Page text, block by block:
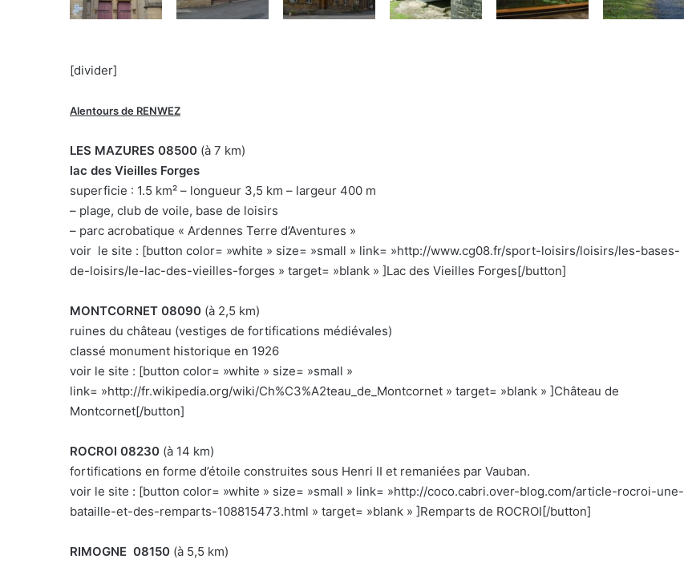
[divider]
Alentours de RENWEZ
LES MAZURES 08500 (à 7 km)
lac des Vieilles Forges
superficie : 1.5 km² – longueur 3,5 km – largeur 400 m
– plage, club de voile, base de loisirs
– parc acrobatique « Ardennes Terre d’Aventures »
voir le site : [button color= »white » size= »small » link= »http://www.cg08.fr/sport-loisirs/loisirs/les-bases-
de-loisirs/le-lac-des-vieilles-forges » target= »blank » ]Lac des Vieilles Forges[/button]
MONTCORNET 08090 (à 2,5 km)
ruines du château (vestiges de fortifications médiévales)
classé monument historique en 1926
voir le site : [button color= »white » size= »small »
link= »http://fr.wikipedia.org/wiki/Ch%C3%A2teau_de_Montcornet » target= »blank » ]Château de
Montcornet[/button]
ROCROI 08230 (à 14 km)
fortifications en forme d’étoile construites sous Henri II et remaniées par Vauban.
voir le site : [button color= »white » size= »small » link= »http://coco.cabri.over-blog.com/article-rocroi-une-
bataille-et-des-remparts-108815473.html » target= »blank » ]Remparts de ROCROI[/button]
RIMOGNE 08150 (à 5,5 km)